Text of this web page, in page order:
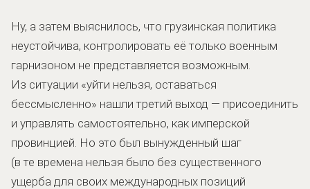
Ну, а затем выяснилось, что грузинская политика
неустойчива, контролировать её только военным
гарнизоном не представляется возможным.
Из ситуации «уйти нельзя, оставаться
бессмысленно» нашли третий выход — присоединить
и управлять самостоятельно, как имперской
провинцией. Но это был вынужденный шаг
(в те времена нельзя было без существенного
ущерба для своих международных позиций